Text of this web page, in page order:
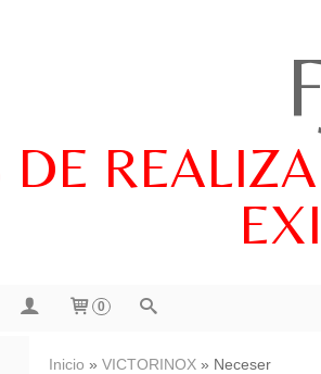
DE
0
Inicio » VICTORINOX» Neceser